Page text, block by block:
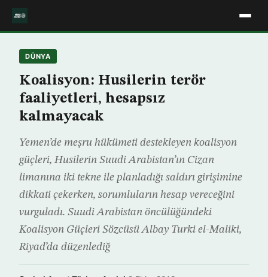
DÜNYA
Koalisyon: Husilerin terör
faaliyetleri, hesapsız
kalmayacak
Yemen’de meşru hükümeti destekleyen koalisyon
güçleri, Husilerin Suudi Arabistan’ın Cizan
limanına iki tekne ile planladığı saldırı girişimine
dikkati çekerken, sorumluların hesap vereceğini
vurguladı. Suudi Arabistan öncülüğündeki
Koalisyon Güçleri Sözcüsü Albay Turki el-Maliki,
Riyad’da düzenlediğ